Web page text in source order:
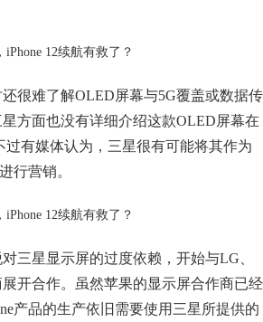
很难了解OLED屏幕与5G覆盖或数据传
方面也没有详细介绍这款OLED屏幕在
过有媒体认为，三星很有可能将其作为
行营销。
三星显示屏的过度依赖，开始与LG、
开合作。虽然苹果的显示屏合作商已经
产品的生产依旧需要使用三星所提供的